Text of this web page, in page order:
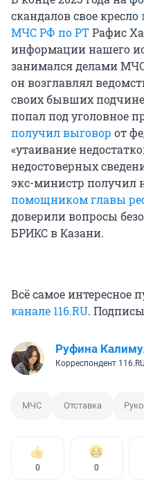
скандалов свое кресло
МЧС РФ по РТРафис
информации нашего
занимался делами
он возглавлял
своих бывших
попал под уголовное
получил выговор от
«утаивание
недостоверных
экс-министр получил
помощником главы
доверили вопросы
БРИКС в Казани.
Всё самое интересное
канале 116.RU.
Руфина
Корреспондент 116.RU
МЧС Отставка
0 0